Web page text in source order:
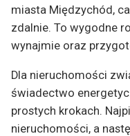
miasta Międzychód,
zdalnie. To wygodne
wynajmie oraz
Dla nieruchomości
świadectwo
prostych krokach.
nieruchomości, a